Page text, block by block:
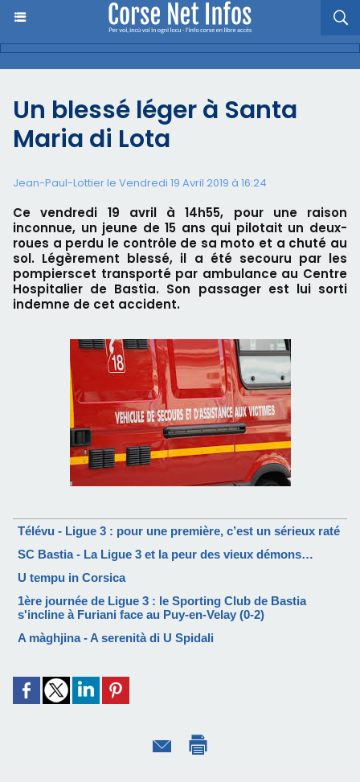
Un blessé léger à Santa
Maria di Lota
Jean-Paul-Lottier le Vendredi 19 Avril 2019 à 16:24
Ce vendredi 19 avril à 14h55, pour une raison
inconnue, un jeune de 15 ans qui pilotait un deux-
roues a perdu le contrôle de sa moto et a chuté au
sol. Légèrement blessé, il a été secouru par les
pompierscet transporté par ambulance au Centre
Hospitalier de Bastia. Son passager est lui sorti
indemne de cet accident.
Télévu - Ligue 3 : pour une première, c’est un sérieux raté
SC Bastia - La Ligue 3 et la peur des vieux démons…
U tempu in Corsica
1ère journée de Ligue 3 : le Sporting Club de Bastia
s'incline à Furiani face au Puy-en-Velay (0-2)
A màghjina - A serenità di U Spidali